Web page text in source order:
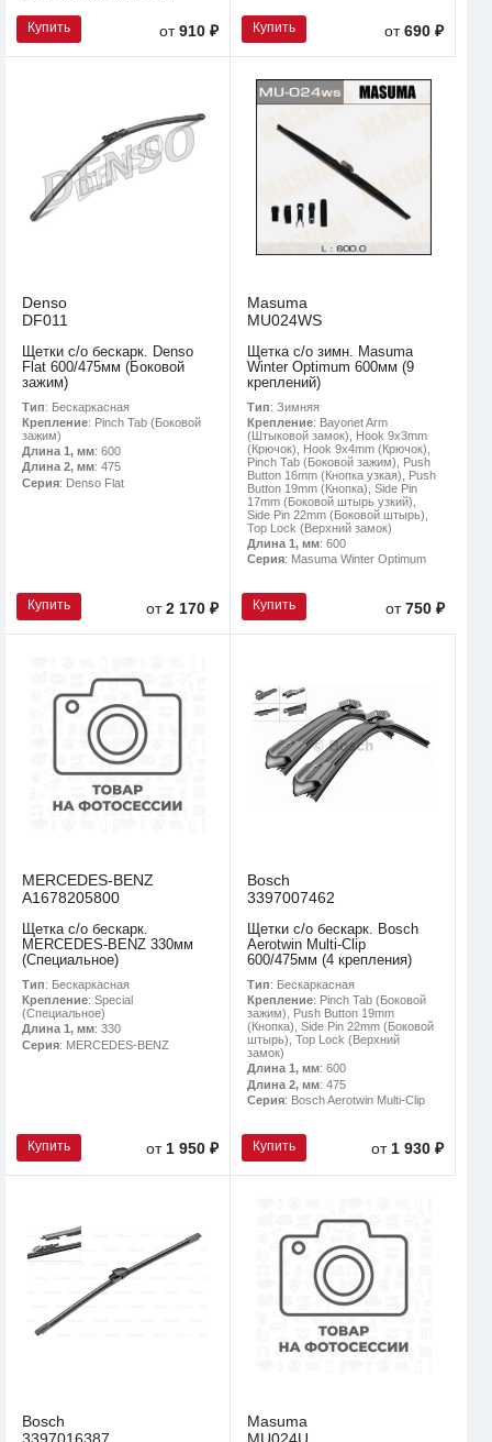
Купить от910 ₽ Купить от690 ₽
Denso
DF011
Щетки с/о бескарк. Denso
Flat 600/475мм (Боковой
зажим)
Тип: Бескаркасная
Крепление: Pinch Tab (Боковой
зажим)
Длина 1, мм: 600
Длина 2, мм: 475
Серия: Denso Flat
Купить от2 170 ₽
Masuma
MU024WS
Щетка с/о зимн. Masuma
Winter Optimum 600мм (9
креплений)
Тип: Зимняя
Крепление: Bayonet Arm
(Штыковой замок), Hook 9x3mm
(Крючок), Hook 9x4mm (Крючок),
Pinch Tab (Боковой зажим), Push
Button 16mm (Кнопка узкая), Push
Button 19mm (Кнопка), Side Pin
17mm (Боковой штырь узкий),
Side Pin 22mm (Боковой штырь),
Top Lock (Верхний замок)
Длина 1, мм: 600
Серия: Masuma Winter Optimum
Купить от750 ₽
MERCEDES-BENZ
A1678205800
Щетка с/о бескарк.
MERCEDES-BENZ 330мм
(Специальное)
Тип: Бескаркасная
Крепление: Special
(Специальное)
Длина 1, мм: 330
Серия: MERCEDES-BENZ
Купить от1 950 ₽
Bosch
3397007462
Щетки с/о бескарк. Bosch
Aerotwin Multi-Clip
600/475мм (4 крепления)
Тип: Бескаркасная
Крепление: Pinch Tab (Боковой
зажим), Push Button 19mm
(Кнопка), Side Pin 22mm (Боковой
штырь), Top Lock (Верхний
замок)
Длина 1, мм: 600
Длина 2, мм: 475
Серия: Bosch Aerotwin Multi-Clip
Купить от1 930 ₽
Bosch
Masuma